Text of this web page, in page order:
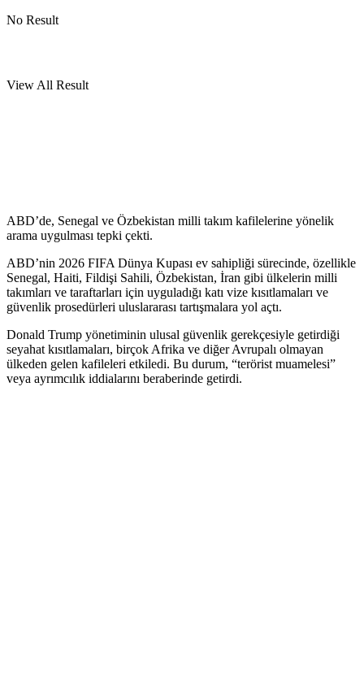
No Result
View All Result
ABD’de, Senegal ve Özbekistan milli takım kafilelerine yönelik
arama uygulması tepki çekti.
ABD’nin 2026 FIFA Dünya Kupası ev sahipliği sürecinde, özellikle
Senegal, Haiti, Fildişi Sahili, Özbekistan, İran gibi ülkelerin milli
takımları ve taraftarları için uyguladığı katı vize kısıtlamaları ve
güvenlik prosedürleri uluslararası tartışmalara yol açtı.
Donald Trump yönetiminin ulusal güvenlik gerekçesiyle getirdiği
seyahat kısıtlamaları, birçok Afrika ve diğer Avrupalı olmayan
ülkeden gelen kafileleri etkiledi. Bu durum, “terörist muamelesi”
veya ayrımcılık iddialarını beraberinde getirdi.